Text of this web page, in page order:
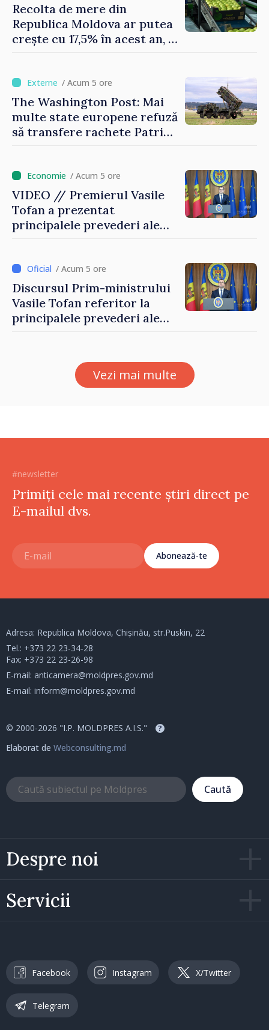
Recolta de mere din
Republica Moldova ar putea
crește cu 17,5% în acest an, în
/ Acum 5 ore
The Washington Post: Mai
multe state europene refuză
să transfere rachete Patriot
/ Acum 5 ore
VIDEO // Premierul Vasile
Tofan a prezentat
principalele prevederi ale
/ Acum 5 ore
Discursul Prim-ministrului
Vasile Tofan referitor la
principalele prevederi ale
Vezi mai multe
#newsletter
Primiți cele mai recente știri direct pe
E-mailul dvs.
Abonează-te
Despre noi
Servicii
Adresa: Republica Moldova, Chișinău, str.Puskin, 22
Tel.: +373 22 23-34-28
Fax: +373 22 23-26-98
E-mail: anticamera@moldpres.gov.md
E-mail: inform@moldpres.gov.md
© 2000-2026 "I.P. MOLDPRES A.I.S." ?
Elaborat de Webconsulting.md
Caută
Facebook Instagram X/Twitter
Telegram